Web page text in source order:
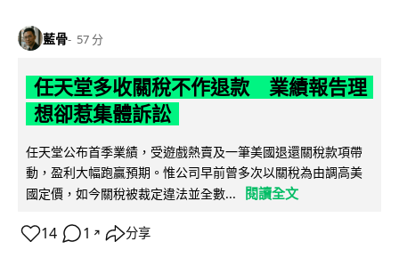
藍骨 57 分
任天堂多收關稅不作退款 業績報告理
想卻惹集體訴訟
任天堂公布首季業績，受遊戲熱賣及一筆美國退還關稅款項帶
動，盈利大幅跑贏預期。惟公司早前曾多次以關稅為由調高美
國定價，如今關稅被裁定違法並全數...
閱讀全文
14 1 ↗ 分享